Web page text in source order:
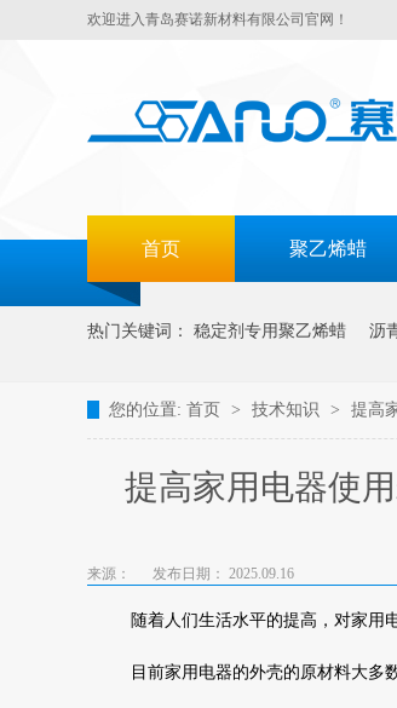
欢迎进入青岛赛诺新材料有限公司官网！
首页 聚乙烯蜡
热门关键词： 稳定剂专用聚乙烯蜡 沥
您的位置: 首页 > 技术知识 > 提高
提高家用电器使
来源： 发布日期： 2025.09.16
随着人们生活水平的提高，对家用
目前家用电器的外壳的原材料大多